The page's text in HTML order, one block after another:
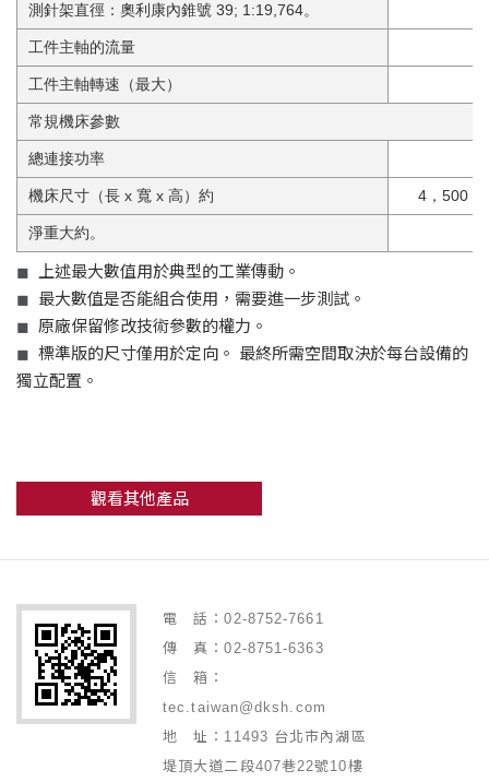
測針架直徑：奧利康內錐號 39; 1:19,764。
工件主軸的流量
工件主軸轉速（最大）
常規機床參數
總連接功率
機床尺寸（長 x 寬 x 高）約 4，500 x
淨重大約。
◼ 上述最大數值用於典型的工業傳動。
◼ 最大數值是否能組合使用，需要進一步測試。
◼ 原廠保留修改技術參數的權力。
◼ 標準版的尺寸僅用於定向。 最終所需空間取決於每台設備的
獨立配置。
觀看其他產品
電 話：02-8752-7661
傳 真：02-8751-6363
信 箱：
tec.taiwan@dksh.com
地 址：11493 台北市內湖區
堤頂大道二段407巷22號10樓